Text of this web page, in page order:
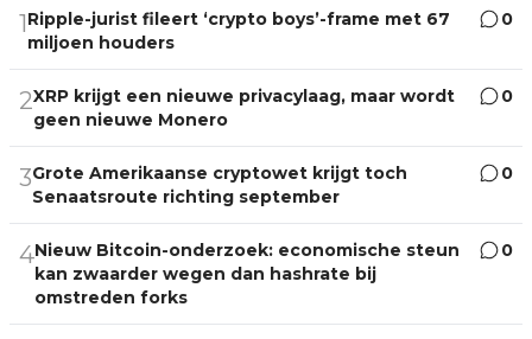
1Ripple-jurist fileert ‘crypto boys’-frame met 67
miljoen houders
0
2XRP krijgt een nieuwe privacylaag, maar wordt
geen nieuwe Monero
0
3Grote Amerikaanse cryptowet krijgt toch
Senaatsroute richting september
0
4Nieuw Bitcoin-onderzoek: economische steun
kan zwaarder wegen dan hashrate bij
omstreden forks
0